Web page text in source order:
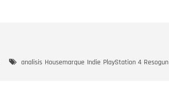
analisis Housemarque Indie PlayStation 4 Resogun